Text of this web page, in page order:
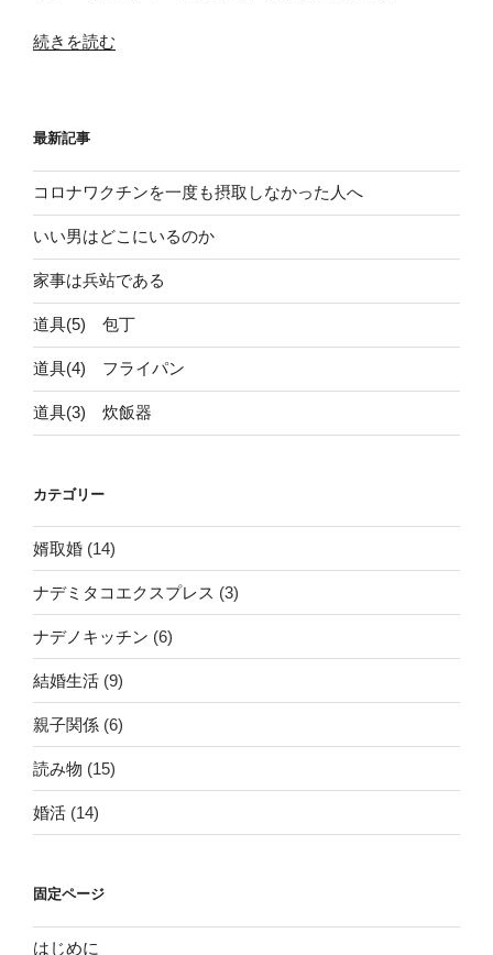
“道
丁”
の
続きを読む
最新記事
コロナワクチンを一度も摂取しなかった人へ
いい男はどこにいるのか
家事は兵站である
道具(5) 包丁
道具(4) フライパン
道具(3) 炊飯器
カテゴリー
婿取婚 (14)
ナデミタコエクスプレス (3)
ナデノキッチン (6)
結婚生活 (9)
親子関係 (6)
読み物 (15)
婚活 (14)
固定ページ
はじめに